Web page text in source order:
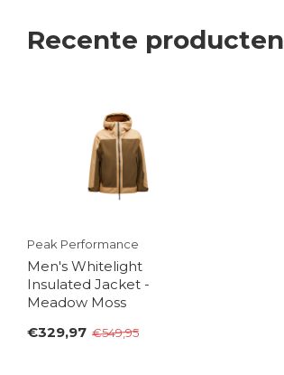
Recente producten
Peak Performance
Men's Whitelight
Insulated Jacket -
Meadow Moss
€329,97 €549,95